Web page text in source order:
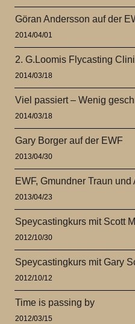
Göran Andersson auf der
2014/04/01
2. G.Loomis Flycasting
2014/03/18
Viel passiert – Wenig
2014/03/18
Gary Borger auf der EWF
2013/04/30
EWF, Gmundner Traun und
2013/04/23
Speycastingkurs mit Scott
2012/10/30
Speycastingkurs mit Gary
2012/10/12
Time is passing by
2012/03/15